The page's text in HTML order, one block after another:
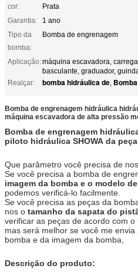
cor:
Prata
Garantia:
1 ano
Tipo da
bomba:
Bomba de engrenagem
Aplicação:máquina escavadora,
basculante, graduador,
Realçar:
bomba hidráulica de,
Bomba de engrenagem hidráulica
máquina escavadora de alta pressão
Bomba de engrenagem
piloto hidráulica SHOWA da peça
Que parâmetro você precisa de
Se você precisa a bomba de
imagem da bomba e o modelo
podemos verificá-lo facilmente.
Se você precisa as peças da
nos o tamanho da sapata do
verificar as peças de acordo com
mas será melhor se você me
bomba e da imagem da bomba,
Descrição do produto: